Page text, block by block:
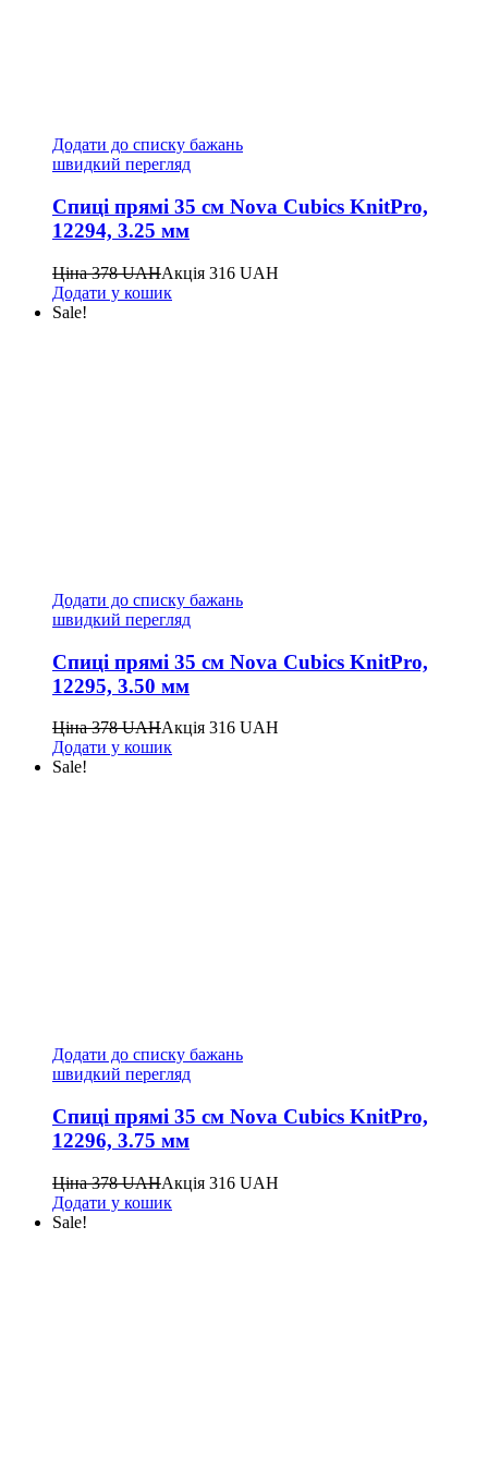
Додати до списку бажань
швидкий перегляд
Спиці прямі 35 см Nova Cubics KnitPro,
12294, 3.25 мм
Ціна378UAHАкція 316 UAH
Додати у кошик
Sale!
Додати до списку бажань
швидкий перегляд
Спиці прямі 35 см Nova Cubics KnitPro,
12295, 3.50 мм
Ціна378UAHАкція 316 UAH
Додати у кошик
Sale!
Додати до списку бажань
швидкий перегляд
Спиці прямі 35 см Nova Cubics KnitPro,
12296, 3.75 мм
Ціна378UAHАкція 316 UAH
Додати у кошик
Sale!